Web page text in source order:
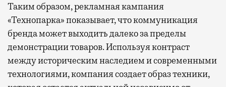
Таким образом, рекламная кампания
«Технопарка» показывает, что коммуникация
бренда может выходить далеко за пределы
демонстрации товаров. Используя контраст
между историческим наследием и современными
технологиями, компания создает образ техники,